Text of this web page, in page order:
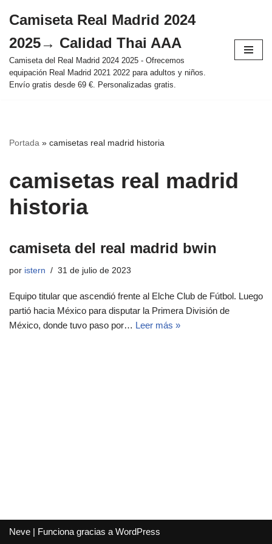
al
contenido
Camiseta Real Madrid 2024
2025→ Calidad Thai AAA
Camiseta del Real Madrid 2024 2025 - Ofrecemos
equipación Real Madrid 2021 2022 para adultos y niños.
Envío gratis desde 69 €. Personalizadas gratis.
Portada » camisetas real madrid historia
camisetas real madrid
historia
camiseta del real madrid bwin
por istern 31 de julio de 2023
Equipo titular que ascendió frente al Elche Club de Fútbol. Luego
partió hacia México para disputar la Primera División de
México, donde tuvo paso por… Leer más »
Neve | Funciona gracias a WordPress